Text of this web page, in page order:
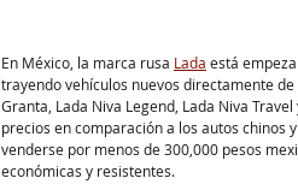
En México, la marca rusa Lada está
trayendo vehículos nuevos directamente
Granta, Lada Niva Legend, Lada Niva
precios en comparación a los autos chinos
venderse por menos de 300,000 pesos
económicas y resistentes.​